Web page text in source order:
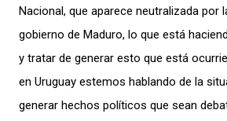
Nacional, que aparece neutralizada por
gobierno de Maduro, lo que está
y tratar de generar esto que está
en Uruguay estemos hablando de la
generar hechos políticos que sean